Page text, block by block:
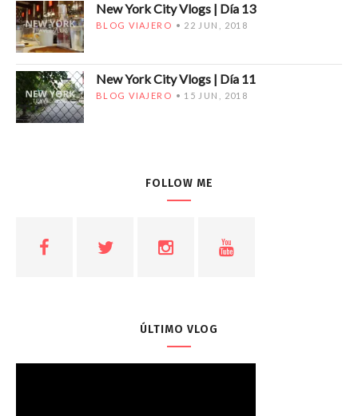
New York City Vlogs | Día 13
BLOG VIAJERO 22 JUN, 2018
New York City Vlogs | Día 11
BLOG VIAJERO 15 JUN, 2018
FOLLOW ME
ÚLTIMO VLOG